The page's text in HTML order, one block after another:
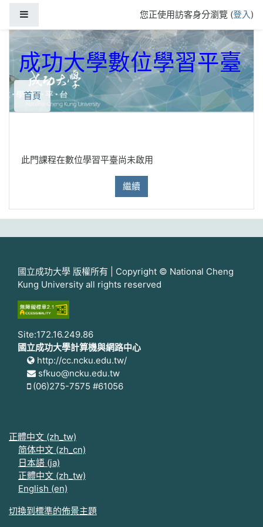
您正使用訪客身分瀏覽 (登入)
成功大學數位學習平臺
首頁
此門課程在數位學習平臺尚未啟用
繼續
國立成功大學 版權所有 | Copyright © National Cheng
Kung University all rights reserved
Site:172.16.249.86
國立成功大學計算機與網路中心
http://cc.ncku.edu.tw/
sfkuo@ncku.edu.tw
(06)275-7575 #61056
正體中文 ‎(zh_tw)‎
简体中文 ‎(zh_cn)‎
日本語 ‎(ja)‎
正體中文 ‎(zh_tw)‎
English ‎(en)‎
切換到標準的佈景主題